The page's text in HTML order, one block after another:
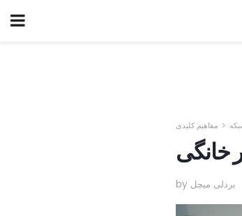
مفاهیم کلیدی
خانگی
by بردلی میچل